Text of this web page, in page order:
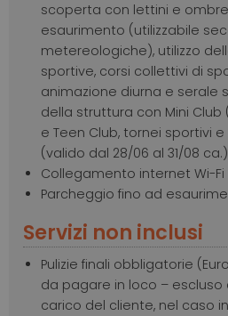
scoperta con lettini e
esaurimento (utilizzabile
metereologiche), utilizzo
sportive, corsi collettivi di
animazione diurna e serale
della struttura con Mini Club
e Teen Club, tornei sportivi
(valido dal 28/06 al 31/08
Collegamento internet Wi-
Parcheggio fino ad
Servizi non inclusi
Pulizie finali obbligatorie
da pagare in loco –
carico del cliente, nel caso